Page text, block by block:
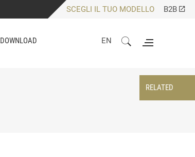
SCEGLI IL TUO MODELLO B2B
DOWNLOAD EN
RELATED